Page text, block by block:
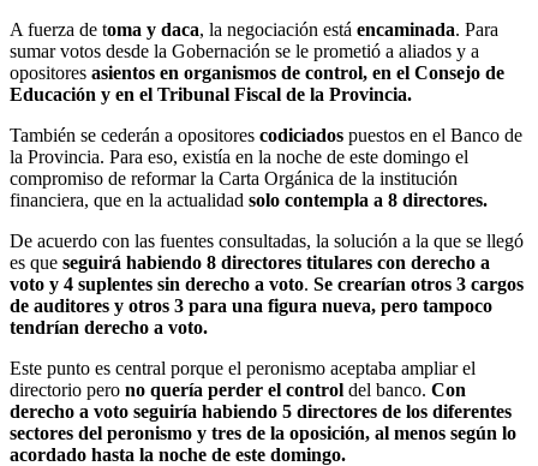
A fuerza de toma y daca, la negociación está encaminada. Para
sumar votos desde la Gobernación se le prometió a aliados y a
opositores asientos en organismos de control, en el Consejo de
Educación y en el Tribunal Fiscal de la Provincia.
También se cederán a opositores codiciados puestos en el Banco de
la Provincia. Para eso, existía en la noche de este domingo el
compromiso de reformar la Carta Orgánica de la institución
financiera, que en la actualidad solo contempla a 8 directores.
De acuerdo con las fuentes consultadas, la solución a la que se llegó
es que seguirá habiendo 8 directores titulares con derecho a
voto y 4 suplentes sin derecho a voto. Se crearían otros 3 cargos
de auditores y otros 3 para una figura nueva, pero tampoco
tendrían derecho a voto.
Este punto es central porque el peronismo aceptaba ampliar el
directorio pero no quería perder el control del banco. Con
derecho a voto seguiría habiendo 5 directores de los diferentes
sectores del peronismo y tres de la oposición, al menos según lo
acordado hasta la noche de este domingo.